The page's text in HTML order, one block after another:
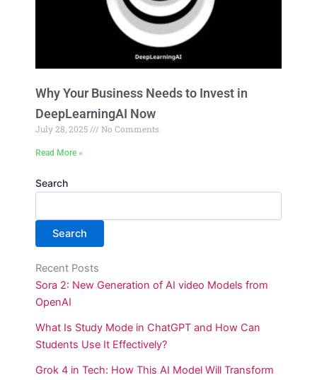
Why Your Business Needs to Invest in
DeepLearningAI Now
July 28, 2025 No Comments
Read More »
Search
Search
Recent Posts
Sora 2: New Generation of AI video Models from
OpenAI
What Is Study Mode in ChatGPT and How Can
Students Use It Effectively?
Grok 4 in Tech: How This AI Model Will Transform